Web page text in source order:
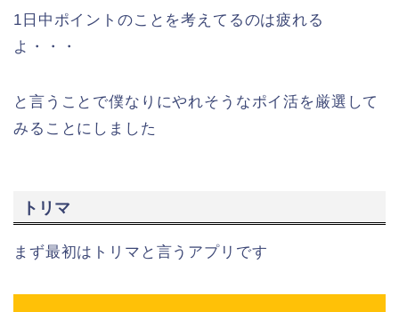
1日中ポイントのことを考えてるのは疲れる
よ・・・
と言うことで僕なりにやれそうなポイ活を厳選して
みることにしました
トリマ
まず最初はトリマと言うアプリです